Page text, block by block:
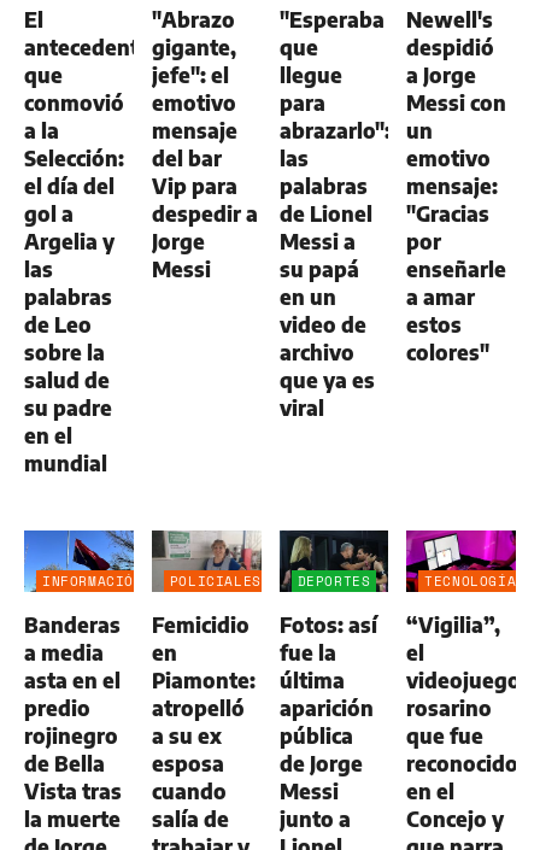
El
antecedente
que
conmovió
a la
Selección:
el día del
gol a
Argelia y
las
palabras
de Leo
sobre la
salud de
su padre
en el
mundial
"Abrazo
gigante,
jefe": el
emotivo
mensaje
del bar
Vip para
despedir a
Jorge
Messi
"Esperaba
que
llegue
para
abrazarlo":
las
palabras
de Lionel
Messi a
su papá
en un
video de
archivo
que ya es
viral
Newell's
despidió
a Jorge
Messi con
un
emotivo
mensaje:
"Gracias
por
enseñarle
a amar
estos
colores"
INFORMACIÓN
Banderas
a media
asta en el
predio
rojinegro
de Bella
Vista tras
la muerte
POLICIALES
Femicidio
en
Piamonte:
atropelló
a su ex
esposa
cuando
salía de
DEPORTES
Fotos: así
fue la
última
aparición
pública
de Jorge
Messi
junto a
TECNOLOGÍA
“Vigilia”,
el
videojuego
rosarino
que fue
reconocido
en el
Concejo y